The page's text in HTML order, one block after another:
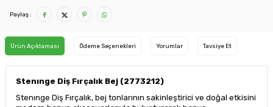
Paylaş :
Ürün Açıklaması Ödeme Seçenekleri Yorumlar Tavsiye Et
Stenınge Diş Fırçalık Bej (2773212)
Stenınge Diş Fırçalık, bej tonlarının sakinleştirici ve doğal etkisini